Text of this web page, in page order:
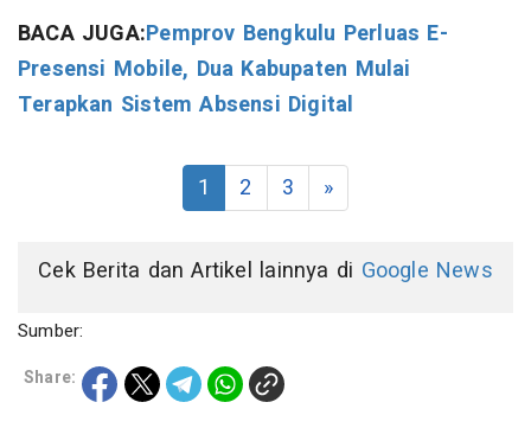
BACA JUGA:Pemprov Bengkulu Perluas E-
Presensi Mobile, Dua Kabupaten Mulai
Terapkan Sistem Absensi Digital
1 2 3 »
Cek Berita dan Artikel lainnya di Google News
Sumber:
Share: